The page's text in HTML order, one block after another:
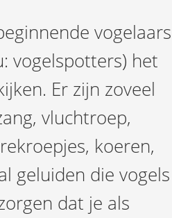
vogelaars
vogelspotters) het
Er zijn zoveel
vluchtroep,
koeren,
geluiden die vogels
dat je als